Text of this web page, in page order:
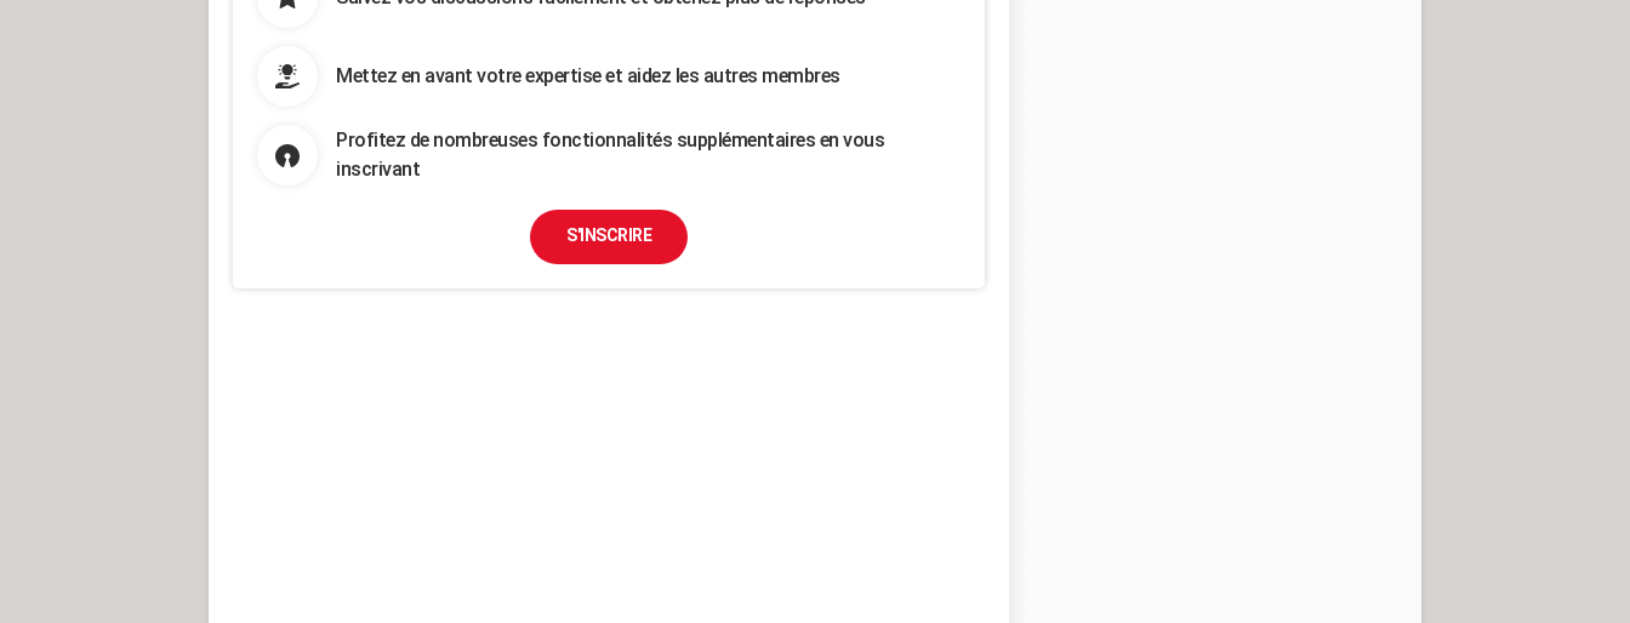
Mettez en avant votre expertise et aidez les autres membres
Profitez de nombreuses fonctionnalités supplémentaires en vous
inscrivant
S'INSCRIRE